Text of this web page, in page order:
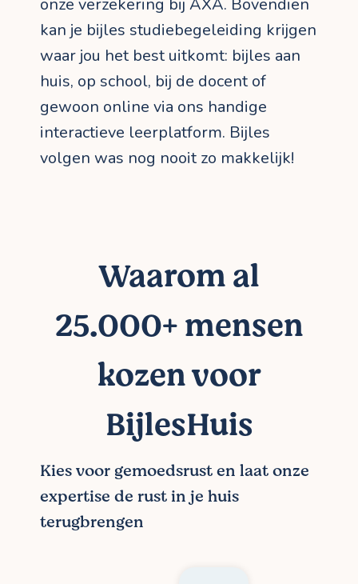
onze verzekering bij AXA. Bovendien
kan je bijles studiebegeleiding krijgen
waar jou het best uitkomt: bijles aan
huis, op school, bij de docent of
gewoon online via ons handige
interactieve leerplatform. Bijles
volgen was nog nooit zo makkelijk!
Waarom al
25.000+ mensen
kozen voor
BijlesHuis
Kies voor gemoedsrust en laat onze
expertise de rust in je huis
terugbrengen